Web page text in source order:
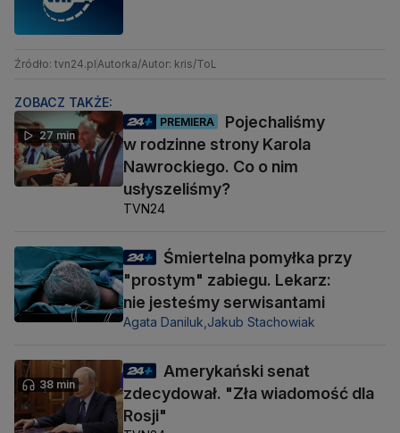
Źródło: tvn24.plAutorka/Autor: kris/ToL
ZOBACZ TAKŻE:
27 min
PREMIERA
Pojechaliśmy
w rodzinne strony Karola
Nawrockiego. Co o nim
usłyszeliśmy?
TVN24
Śmiertelna pomyłka przy
"prostym" zabiegu. Lekarz:
nie jesteśmy serwisantami
Agata Daniluk,Jakub Stachowiak
38 min
Amerykański senat
zdecydował. "Zła wiadomość dla
Rosji"